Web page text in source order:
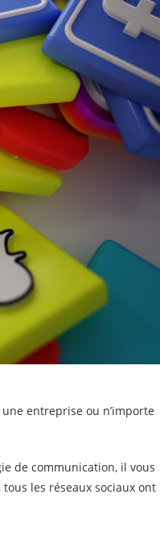
entreprise ou n’importe
de communication, il vous
les réseaux sociaux ont